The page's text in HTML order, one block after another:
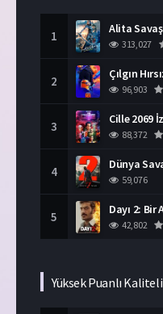
1
313,027
2 Çılgın
96,903
3 Cille 2069
88,372
4
59,076
5 Dayı 2: Bir
42,802
Yüksek Puanlı